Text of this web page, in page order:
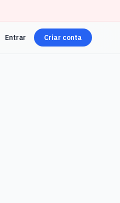
Entrar Criar conta